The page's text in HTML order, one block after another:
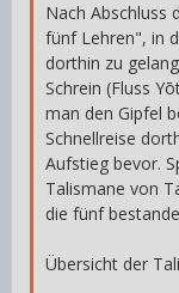
Nach Abschluss
fünf Lehren", in
dorthin zu
Schrein (Fluss
man den Gipfel
Schnellreise
Aufstieg bevor.
Talismane von
die fünf
Übersicht der